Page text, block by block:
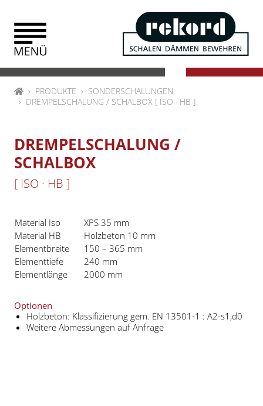
HOMEPRODUKTE
SONDERSCHALUNGEN
DREMPELSCHALUNG / SCHALBOX [ ISO · HB ]
DREMPELSCHALUNG /
SCHALBOX
[ ISO · HB ]
Material Iso
XPS 35 mm
Material HB
Holzbeton 10 mm
Elementbreite
150 – 365 mm
Elementtiefe
240 mm
Elementlänge
2000 mm
Optionen
Holzbeton: Klassifizierung gem. EN 13501-1 : A2-s1,d0
Weitere Abmessungen auf Anfrage